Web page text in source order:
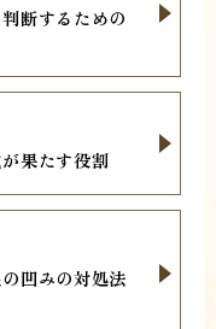
断するための
果たす役割
凹みの対処法